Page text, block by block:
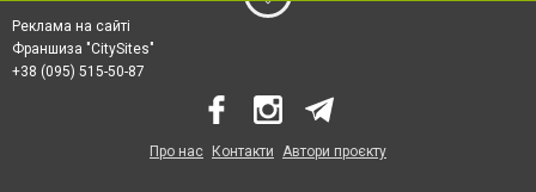
Реклама на сайті
Франшиза "CitySites"
+38 (095) 515-50-87
Про нас Контакти Автори проєкту